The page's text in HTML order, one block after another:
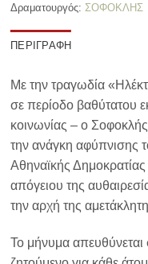
Δραματουργός: ΣΟΦΟΚΛΗΣ
ΠΕΡΙΓΡΑΦΉ
Με την τραγωδία
σε περίοδο βαθύτατου
κοινωνίας – ο
την ανάγκη αφύπνισης
Αθηναϊκής
απόγειου της
την αρχή της
Το μήνυμα απευθύνεται